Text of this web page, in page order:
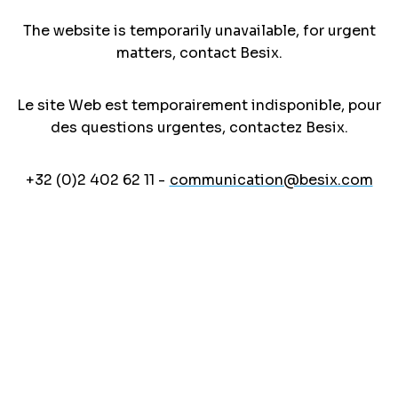
The website is temporarily unavailable, for urgent
matters, contact Besix.
Le site Web est temporairement indisponible, pour
des questions urgentes, contactez Besix.
+32 (0)2 402 62 11 - communication@besix.com